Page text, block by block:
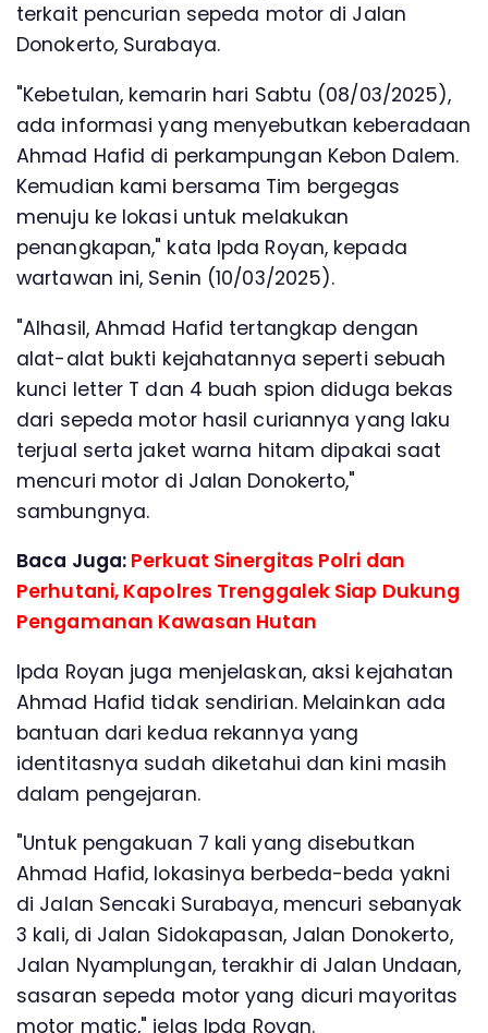
terkait pencurian sepeda motor di Jalan
Donokerto, Surabaya.
"Kebetulan, kemarin hari Sabtu (08/03/2025),
ada informasi yang menyebutkan keberadaan
Ahmad Hafid di perkampungan Kebon Dalem.
Kemudian kami bersama Tim bergegas
menuju ke lokasi untuk melakukan
penangkapan," kata Ipda Royan, kepada
wartawan ini, Senin (10/03/2025).
"Alhasil, Ahmad Hafid tertangkap dengan
alat-alat bukti kejahatannya seperti sebuah
kunci letter T dan 4 buah spion diduga bekas
dari sepeda motor hasil curiannya yang laku
terjual serta jaket warna hitam dipakai saat
mencuri motor di Jalan Donokerto,"
sambungnya.
Baca Juga: Perkuat Sinergitas Polri dan
Perhutani, Kapolres Trenggalek Siap Dukung
Pengamanan Kawasan Hutan
Ipda Royan juga menjelaskan, aksi kejahatan
Ahmad Hafid tidak sendirian. Melainkan ada
bantuan dari kedua rekannya yang
identitasnya sudah diketahui dan kini masih
dalam pengejaran.
"Untuk pengakuan 7 kali yang disebutkan
Ahmad Hafid, lokasinya berbeda-beda yakni
di Jalan Sencaki Surabaya, mencuri sebanyak
3 kali, di Jalan Sidokapasan, Jalan Donokerto,
Jalan Nyamplungan, terakhir di Jalan Undaan,
sasaran sepeda motor yang dicuri mayoritas
motor matic," jelas Ipda Royan.